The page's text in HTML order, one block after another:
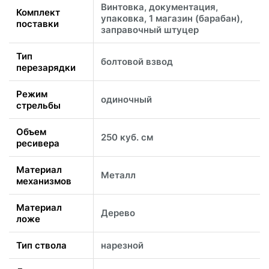
Комплект
поставки
Винтовка, документация,
упаковка, 1 магазин (барабан),
заправочный штуцер
Тип
перезарядки
болтовой взвод
Режим
стрельбы
одиночный
Объем
ресивера
250 куб. см
Материал
механизмов
Металл
Материал
ложе
Дерево
Тип ствола нарезной